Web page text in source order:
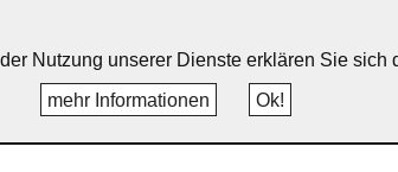
Nutzung unserer Dienste erklären Sie
mehr Informationen
Ok!